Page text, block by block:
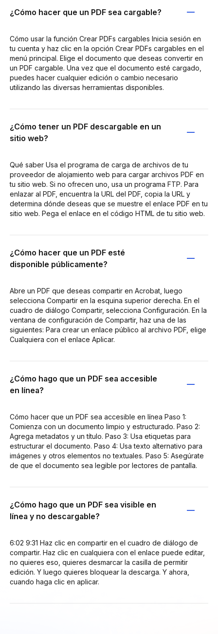
¿Cómo hacer que un PDF sea cargable?
Cómo usar la función Crear PDFs cargables Inicia sesión en
tu cuenta y haz clic en la opción Crear PDFs cargables en el
menú principal. Elige el documento que deseas convertir en
un PDF cargable. Una vez que el documento esté cargado,
puedes hacer cualquier edición o cambio necesario
utilizando las diversas herramientas disponibles.
¿Cómo tener un PDF descargable en un
sitio web?
Qué saber Usa el programa de carga de archivos de tu
proveedor de alojamiento web para cargar archivos PDF en
tu sitio web. Si no ofrecen uno, usa un programa FTP. Para
enlazar al PDF, encuentra la URL del PDF, copia la URL y
determina dónde deseas que se muestre el enlace PDF en tu
sitio web. Pega el enlace en el código HTML de tu sitio web.
¿Cómo hacer que un PDF esté
disponible públicamente?
Abre un PDF que deseas compartir en Acrobat, luego
selecciona Compartir en la esquina superior derecha. En el
cuadro de diálogo Compartir, selecciona Configuración. En la
ventana de configuración de Compartir, haz una de las
siguientes: Para crear un enlace público al archivo PDF, elige
Cualquiera con el enlace Aplicar.
¿Cómo hago que un PDF sea accesible
en línea?
Cómo hacer que un PDF sea accesible en línea Paso 1:
Comienza con un documento limpio y estructurado. Paso 2:
Agrega metadatos y un título. Paso 3: Usa etiquetas para
estructurar el documento. Paso 4: Usa texto alternativo para
imágenes y otros elementos no textuales. Paso 5: Asegúrate
de que el documento sea legible por lectores de pantalla.
¿Cómo hago que un PDF sea visible en
línea y no descargable?
6:02 9:31 Haz clic en compartir en el cuadro de diálogo de
compartir. Haz clic en cualquiera con el enlace puede editar,
no quieres eso, quieres desmarcar la casilla de permitir
edición. Y luego quieres bloquear la descarga. Y ahora,
cuando haga clic en aplicar.